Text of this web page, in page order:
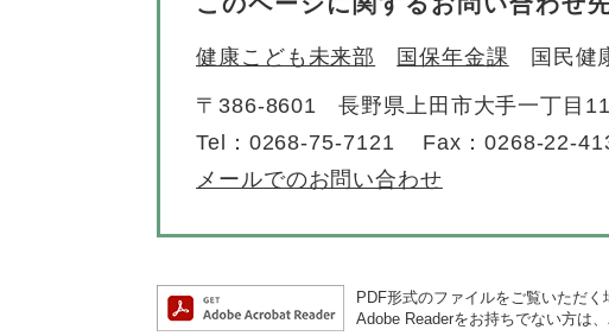
健康こども未来部 国保年金課 国民健
〒386-8601
長野県上田市大手一丁目
Tel：0268-75-7121
Fax：0268-22-
メールでのお問い合わせ
PDF形式のファイルをご覧いただく
Adobe Readerをお持ちでない方は